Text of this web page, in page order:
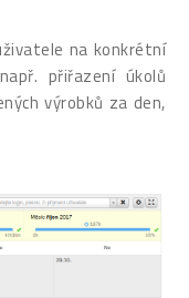
na konkrétní
přiřazení úkolů
výrobků za den,